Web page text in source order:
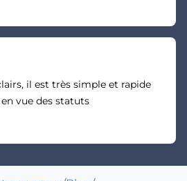
il est très simple et rapide
vue des statuts